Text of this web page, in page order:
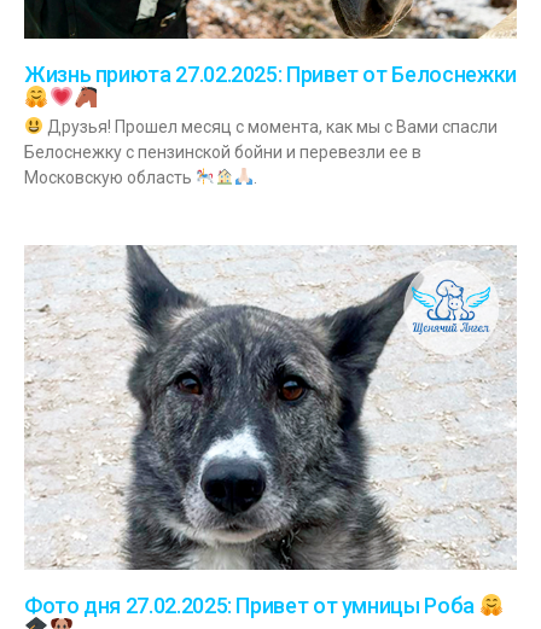
Жизнь приюта 27.02.2025: Привет от Белоснежки
Друзья! Прошел месяц с момента, как мы с Вами спасли
Белоснежку с пензинской бойни и перевезли ее в
Московскую область
Фото дня 27.02.2025: Привет от умницы Роба